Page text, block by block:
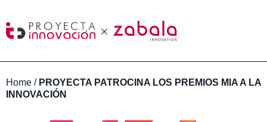
Home / PROYECTA PATROCINA LOS PREMIOS MIA A LA
INNOVACIÓN